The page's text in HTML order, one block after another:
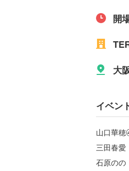
開
大
イベン
山口華
三田春愛
石原のの